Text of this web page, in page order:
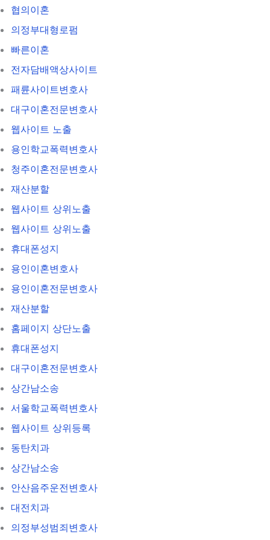
협의이혼
의정부대형로펌
빠른이혼
전자담배액상사이트
패륜사이트변호사
대구이혼전문변호사
웹사이트 노출
용인학교폭력변호사
청주이혼전문변호사
재산분할
웹사이트 상위노출
웹사이트 상위노출
휴대폰성지
용인이혼변호사
용인이혼전문변호사
재산분할
홈페이지 상단노출
휴대폰성지
대구이혼전문변호사
상간남소송
서울학교폭력변호사
웹사이트 상위등록
동탄치과
상간남소송
안산음주운전변호사
대전치과
의정부성범죄변호사